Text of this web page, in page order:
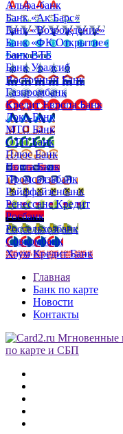
Альфа-банк
Банк «Ак Барс»
Банк «Возрождение»
Банк «ФК Открытие»
Банк ВТБ
Банк Уралсиб
Восточный Банк
Газпромбанк
Кредит Европа Банк
Локо-Банк
МТС Банк
ОТП Банк
Плюс Банк
Почта Банк
Промсвязьбанк
Райффайзенбанк
Ренессанс Кредит
Росбанк
Россельхозбанк
Совкомбанк
Хоум Кредит Банк
Главная
Банк по карте
Новости
Контакты
по карте и СБП